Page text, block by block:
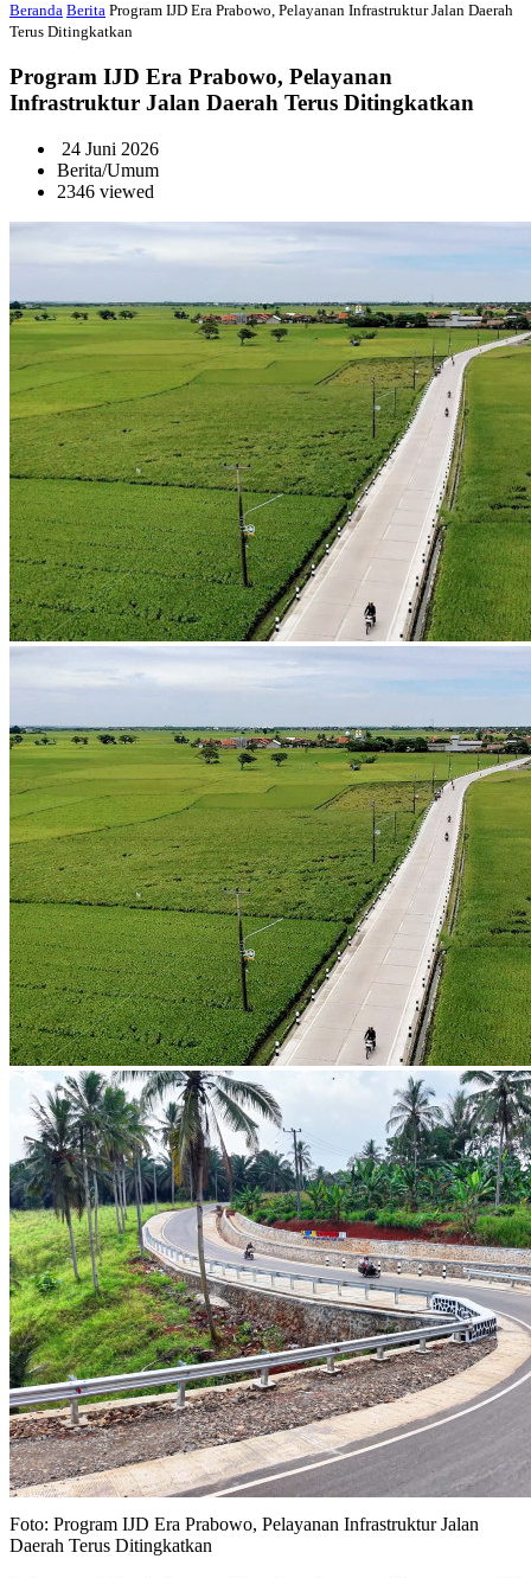
Beranda Berita Program IJD Era Prabowo, Pelayanan Infrastruktur Jalan Daerah
Terus Ditingkatkan
Program IJD Era Prabowo, Pelayanan
Infrastruktur Jalan Daerah Terus Ditingkatkan
24 Juni 2026
Berita/Umum
2346 viewed
Foto: Program IJD Era Prabowo, Pelayanan Infrastruktur Jalan
Daerah Terus Ditingkatkan